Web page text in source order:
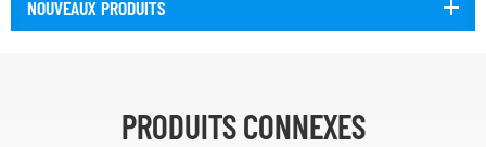
NOUVEAUX PRODUITS
PRODUITS CONNEXES